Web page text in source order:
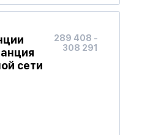
сети
289 408 -
308 291